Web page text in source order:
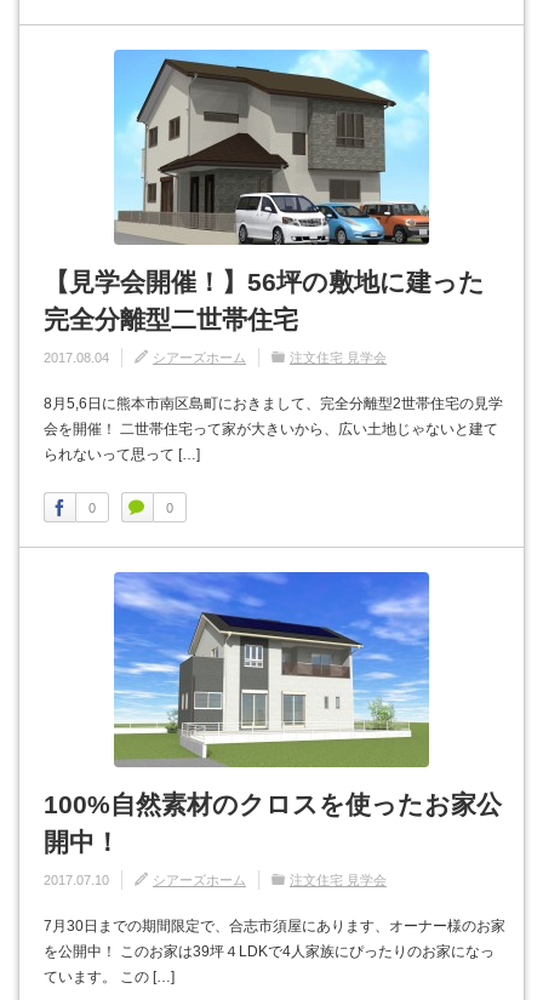
【見学会開催！】56坪の敷地に建った
完全分離型二世帯住宅
2017.08.04 シアーズホーム 注文住宅 見学会
8月5,6日に熊本市南区島町におきまして、完全分離型2世帯住宅の見学
会を開催！ 二世帯住宅って家が大きいから、広い土地じゃないと建て
られないって思って […]
0 0
100%自然素材のクロスを使ったお家公
開中！
2017.07.10 シアーズホーム 注文住宅 見学会
7月30日までの期間限定で、合志市須屋にあります、オーナー様のお家
を公開中！ このお家は39坪４LDKで4人家族にぴったりのお家になっ
ています。 この […]